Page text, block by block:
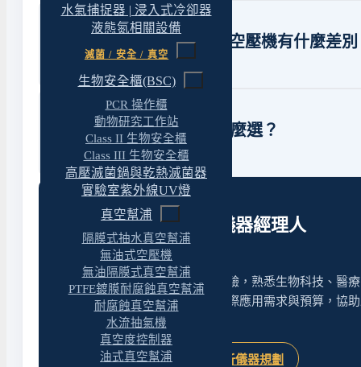
水氣捕捉器 | 浸入式冷卻器
液態氮相關設備
滅菌 / 安全 / 真空
生物安全櫃(BSC)
PCR 操作櫃
動物研究工作站
Class II 生物安全櫃
Class III 生物安全櫃
高壓滅菌鍋與乾熱滅菌器
實驗室紫外線UV燈
真空幫浦
隔膜式抽水真空幫浦
無油式空壓機
無油隔膜式真空幫浦
PTFE鍍膜耐腐蝕真空幫浦
耐腐蝕真空幫浦
水流抽氣機
真空度控制器
油式真空幫浦
無油式空壓機和一般工業空壓機有什麼差
Rocker 320、420、440 怎麼選？
選對儀器，交給專屬儀器經理人
原拓的儀器團隊具備多年實務經驗，熟悉生物科技、醫
與樣品前處理等領域。我們依實際應用需求與預算，協
的設備配置建議。
了解儀器經理人服務 分析儀器規劃